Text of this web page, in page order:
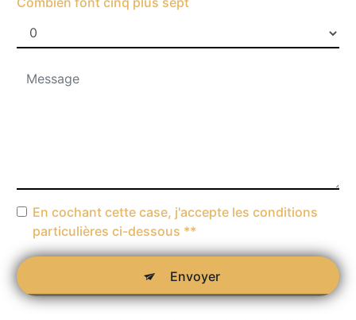
En cochant cette case, j'accepte les conditions
particulières ci-dessous **
Envoyer